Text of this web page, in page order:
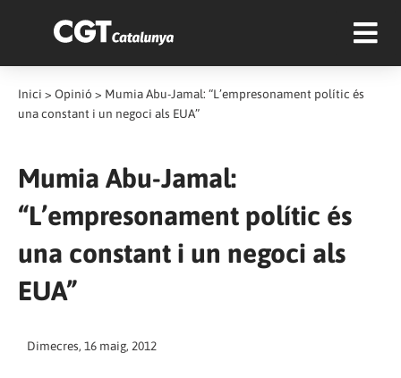
Inici > Opinió > Mumia Abu-Jamal: “L’empresonament polític és
una constant i un negoci als EUA”
Mumia Abu-Jamal:
“L’empresonament polític és
una constant i un negoci als
EUA”
Dimecres, 16 maig, 2012